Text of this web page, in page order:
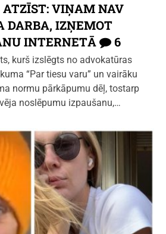
ATZĪST: VIŅAM NAV
DARBA, IZŅEMOT
INTERNETĀ
6
kurš izslēgts no advokatūras
“Par tiesu varu” un vairāku
normu pārkāpumu dēļ, tostarp
noslēpumu izpaušanu,…